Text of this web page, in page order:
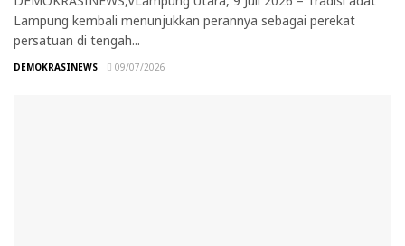
Lampung kembali menunjukkan perannya sebagai perekat
persatuan di tengah...
DEMOKRASINEWS 09/07/2026